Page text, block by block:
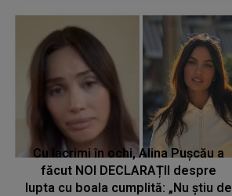
Cu lacrimi în ochi, Alina Pușcău a
făcut NOI DECLARAȚII despre
lupta cu boala cumplită: „Nu știu de